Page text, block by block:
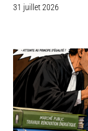
31 juillet 2026